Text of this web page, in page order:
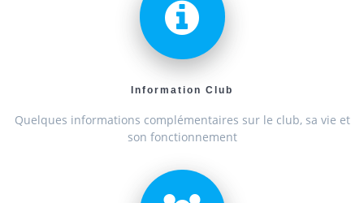
Information Club
Quelques informations complémentaires sur le club, sa vie et
son fonctionnement